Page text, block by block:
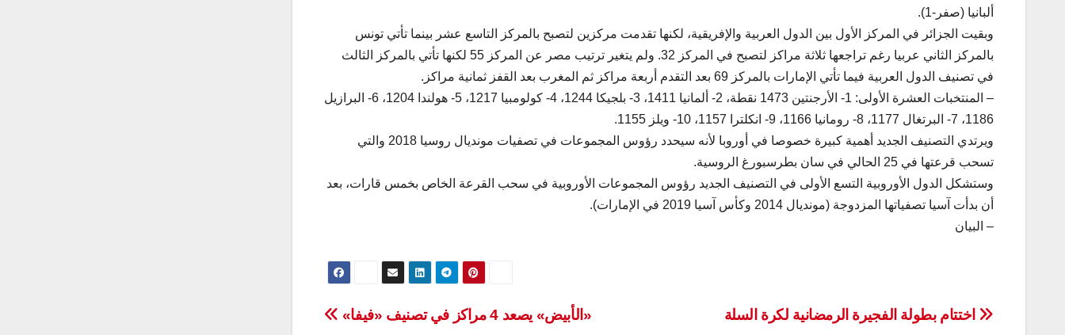
ألبانيا (صفر-1).
وبقيت الجزائر في المركز الأول بين الدول العربية والإفريقية، لكنها تقدمت مركزين لتصبح بالمركز التاسع عشر بينما تأتي تونس
بالمركز الثاني عربيا رغم تراجعها ثلاثة مراكز لتصبح في المركز 32. ولم يتغير ترتيب مصر عن المركز 55 لكنها تأتي بالمركز الثالث
في تصنيف الدول العربية فيما تأتي الإمارات بالمركز 69 بعد التقدم أربعة مراكز ثم المغرب بعد القفز ثمانية مراكز.
– المنتخبات العشرة الأولى: 1- الأرجنتين 1473 نقطة، 2- ألمانيا 1411، 3- بلجيكا 1244، 4- كولومبيا 1217، 5- هولندا 1204، 6- البرازيل
1186، 7- البرتغال 1177، 8- رومانيا 1166، 9- انكلترا 1157، 10- ويلز 1155.
ويرتدي التصنيف الجديد أهمية كبيرة خصوصا في أوروبا لأنه سيحدد رؤوس المجموعات في تصفيات مونديال روسيا 2018 والتي
تسحب قرعتها في 25 الحالي في سان بطرسبورغ الروسية.
وستشكل الدول الأوروبية التسع الأولى في التصنيف الجديد رؤوس المجموعات الأوروبية في سحب القرعة الخاص بخمس قارات، بعد
أن بدأت آسيا تصفياتها المزدوجة (مونديال 2014 وكأس آسيا 2019 في الإمارات).
– البيان
تصفّح
«الأبيض» يصعد 4 مراكز في تصنيف «فيفا» اختتام بطولة الفجيرة الرمضانية لكرة السلة